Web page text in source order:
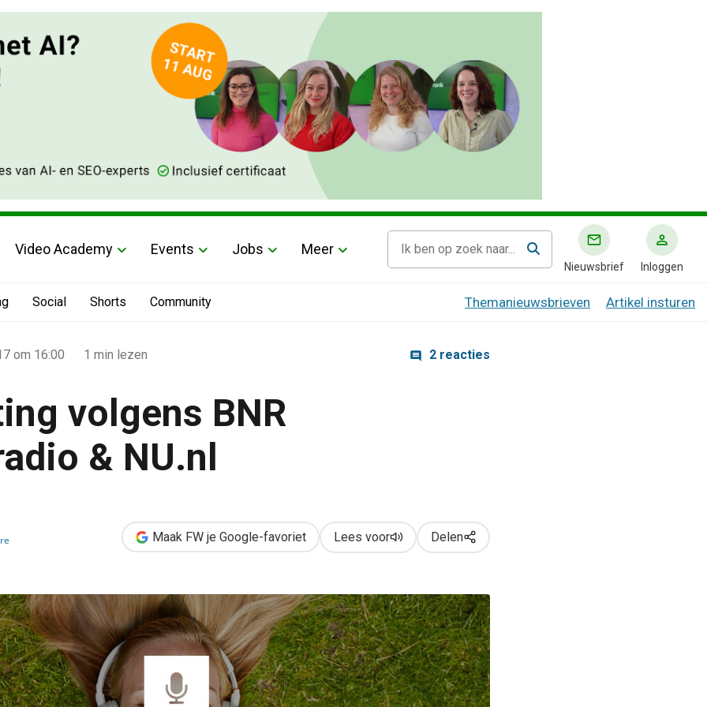
Video Academy Events Jobs Meer
Nieuwsbrief Inloggen
Social Shorts Community Themanieuwsbrieven Artikel insturen
om 16:00 1 min lezen 2 reacties
volgens BNR
& NU.nl
Maak FW je Google-favoriet Lees voor Delen